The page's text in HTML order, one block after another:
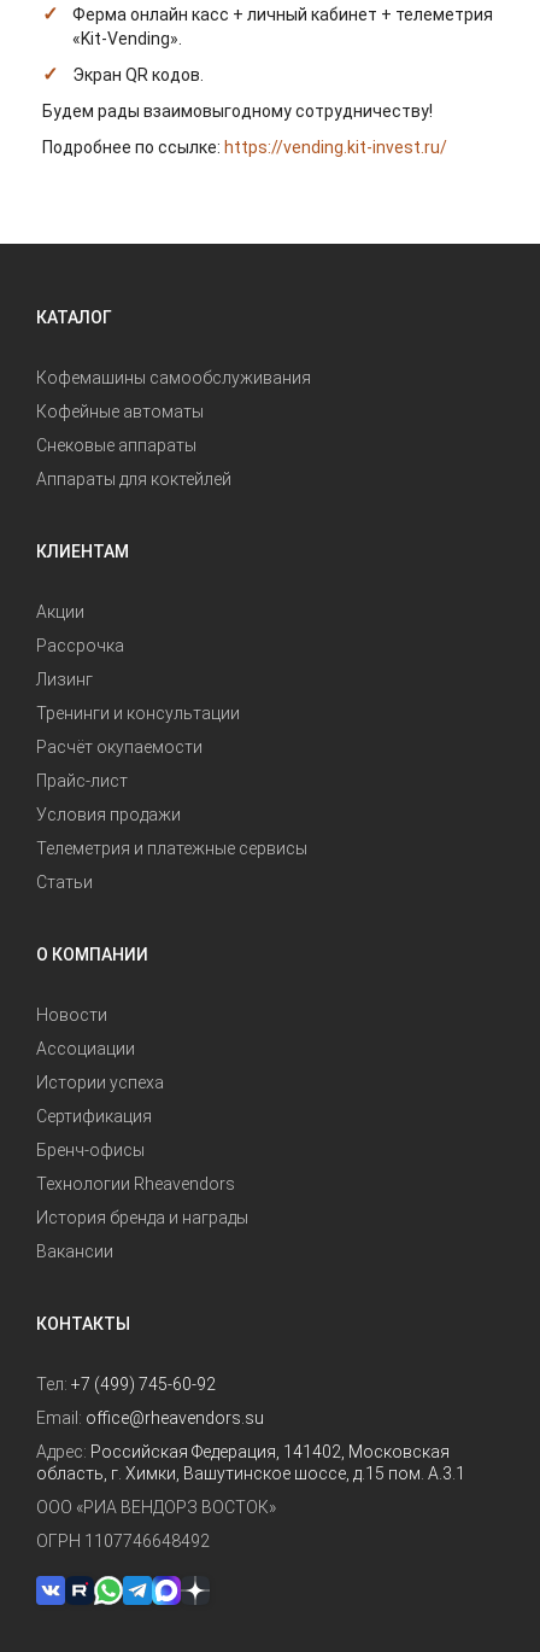
Ферма онлайн касс + личный кабинет + телеметрия
«Kit-Vending».
Экран QR кодов.
Будем рады взаимовыгодному сотрудничеству!
Подробнее по ссылке: https://vending.kit-invest.ru/
КАТАЛОГ
Кофемашины самообслуживания
Кофейные автоматы
Снековые аппараты
Аппараты для коктейлей
КЛИЕНТАМ
Акции
Рассрочка
Лизинг
Тренинги и консультации
Расчёт окупаемости
Прайс-лист
Условия продажи
Телеметрия и платежные сервисы
Статьи
О КОМПАНИИ
Новости
Ассоциации
Истории успеха
Сертификация
Бренч-офисы
Технологии Rheavendors
История бренда и награды
Вакансии
КОНТАКТЫ
Тел: +7 (499) 745-60-92
Email: office@rheavendors.su
Адрес: Российская Федерация, 141402, Московская
область, г. Химки, Вашутинское шоссе, д.15 пом. А.3.1
ООО «РИА ВЕНДОРЗ ВОСТОК»
ОГРН 1107746648492